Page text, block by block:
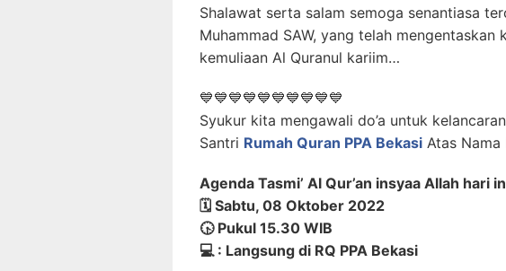
Shalawat serta salam semoga senantiasa
Muhammad SAW, yang telah mengentaskan
kemuliaan Al Quranul kariim…
💙💙💙💙💙💙💙💙💙💙
Syukur kita mengawali do’a untuk
Santri Rumah Quran PPA Bekasi Atas Nama
Agenda Tasmi’ Al Qur’an insyaa Allah hari
🗓️ Sabtu, 08 Oktober 2022
🕟 Pukul 15.30 WIB
💻 : Langsung di RQ PPA Bekasi